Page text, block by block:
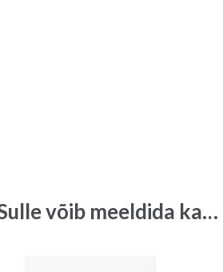
võib meeldida ka…